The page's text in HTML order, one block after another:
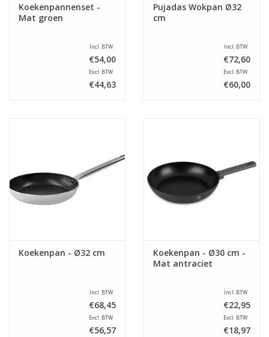
Koekenpannenset -
Mat groen
Incl. BTW
€54,00
Excl. BTW
€44,63
Pujadas Wokpan Ø32
cm
Incl. BTW
€72,60
Excl. BTW
€60,00
Koekenpan - Ø32 cm
Incl. BTW
€68,45
Excl. BTW
€56,57
Koekenpan - Ø30 cm -
Mat antraciet
Incl. BTW
€22,95
Excl. BTW
€18,97